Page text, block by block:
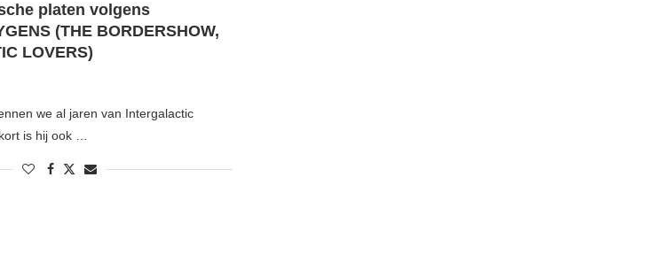
platen volgens
(THE BORDERSHOW,
LOVERS)
we al jaren van Intergalactic
is hij ook …